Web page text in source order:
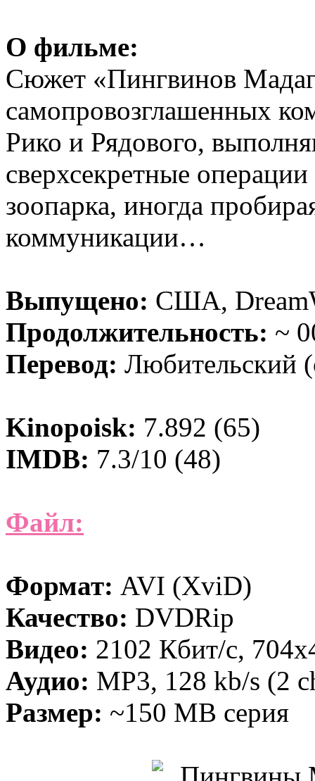
О фильме:
Сюжет «Пингвинов
самопровозглашенных
Рико и Рядового,
сверхсекретные
зоопарка, иногда
коммуникации…
Выпущено: США,
Продолжительность: ~
Перевод: Любительский
Kinopoisk: 7.892 (65)
IMDB: 7.3/10 (48)
Файл:
Формат: AVI (XviD)
Качество: DVDRip
Видео: 2102 Кбит/с,
Аудио: MP3, 128 kb/s (2
Размер: ~150 MB серия